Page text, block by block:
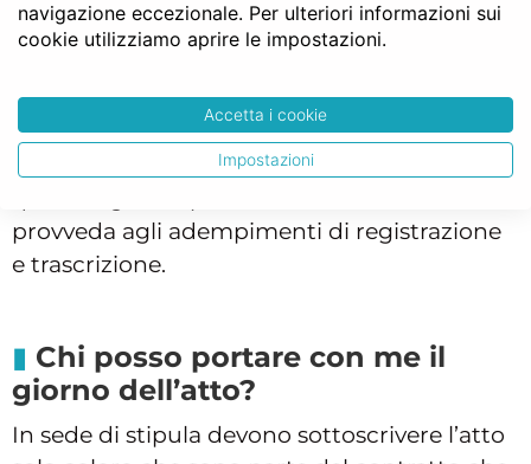
Quando è valido il mio atto?
L’atto notarile produce i suoi effetti
immediatamente, dal momento della
stipula. Tuttavia è necessario attendere
provveda agli adempimenti di registrazione
e trascrizione.
Chi posso portare con me il
giorno dell’atto?
In sede di stipula devono sottoscrivere l’atto
navigazione eccezionale. Per ulteriori informazioni sui
cookie utilizziamo aprire le impostazioni.
Accetta i cookie
Impostazioni